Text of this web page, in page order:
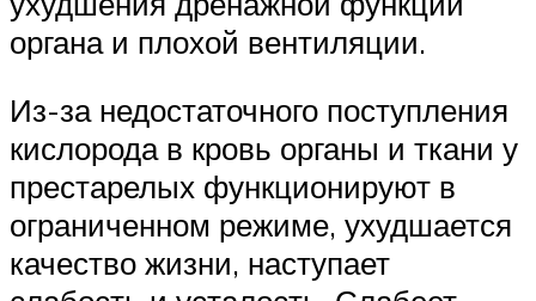
органа и плохой вентиляции.
Из-за недостаточного поступления
кислорода в кровь органы и ткани у
престарелых функционируют в
ограниченном режиме, ухудшается
качество жизни, наступает